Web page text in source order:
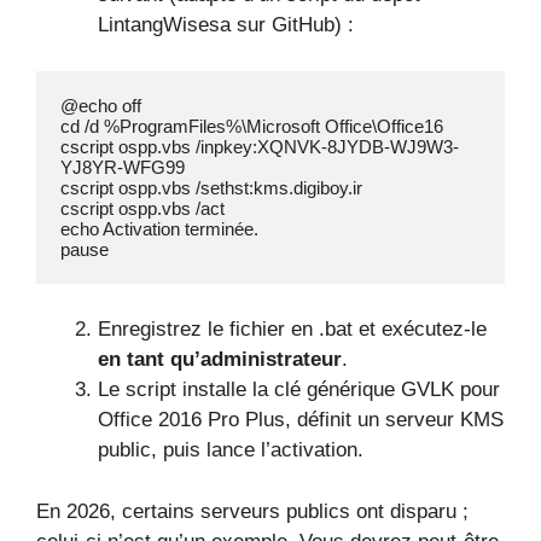
LintangWisesa sur GitHub) :
@echo off
cd /d %ProgramFiles%\Microsoft Office\Office16
cscript ospp.vbs /inpkey:XQNVK-8JYDB-WJ9W3-
YJ8YR-WFG99
cscript ospp.vbs /sethst:kms.digiboy.ir
cscript ospp.vbs /act
echo Activation terminée.
pause
Enregistrez le fichier en .bat et exécutez-le
en tant qu’administrateur.
Le script installe la clé générique GVLK pour
Office 2016 Pro Plus, définit un serveur KMS
public, puis lance l’activation.
En 2026, certains serveurs publics ont disparu ;